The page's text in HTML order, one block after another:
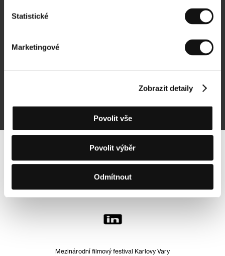
Statistické
Marketingové
Zobrazit detaily
Povolit vše
Povolit výběr
Odmítnout
Přihlášením souhlasím sezpracováním osobních údajů
Sledujte nás na síti:
Mezinárodní filmový festival Karlovy Vary